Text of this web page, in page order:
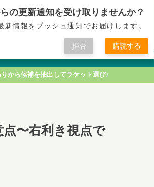
奮闘記
テニス練習方法
から候補を抽出してラケット選び♩
〜右利き視点で
の更新通知を受け取りませんか？
新情報をプッシュ通知でお届けします。
拒否 購読する